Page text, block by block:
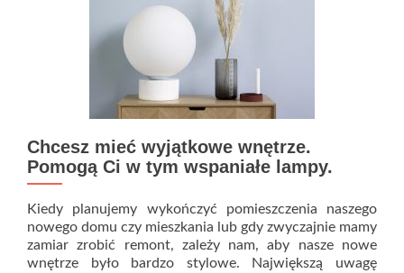
Chcesz mieć wyjątkowe wnętrze.
Pomogą Ci w tym wspaniałe lampy.
Kiedy planujemy wykończyć pomieszczenia naszego
nowego domu czy mieszkania lub gdy zwyczajnie mamy
zamiar zrobić remont, zależy nam, aby nasze nowe
wnętrze było bardzo stylowe. Największą uwagę